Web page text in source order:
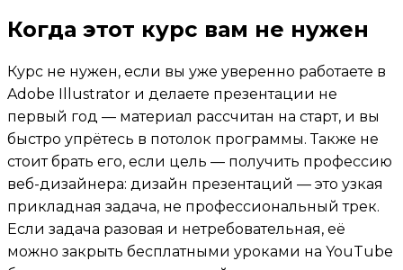
Когда этот курс вам не нужен
Курс не нужен, если вы уже уверенно работаете в
Adobe Illustrator и делаете презентации не
первый год — материал рассчитан на старт, и вы
быстро упрётесь в потолок программы. Также не
стоит брать его, если цель — получить профессию
веб-дизайнера: дизайн презентаций — это узкая
прикладная задача, не профессиональный трек.
Если задача разовая и нетребовательная, её
можно закрыть бесплатными уроками на YouTube